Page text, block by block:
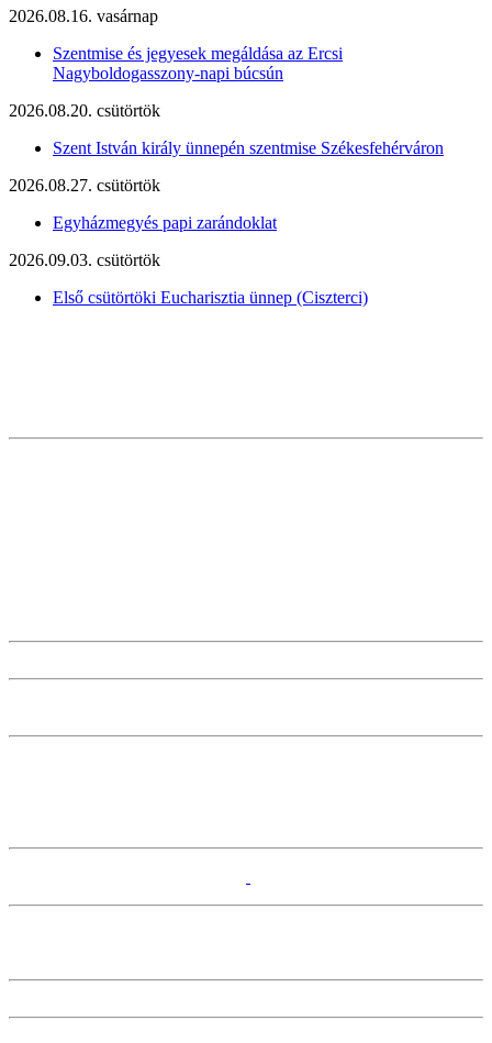
2026.08.16. vasárnap
Szentmise és jegyesek megáldása az Ercsi
Nagyboldogasszony-napi búcsún
2026.08.20. csütörtök
Szent István király ünnepén szentmise Székesfehérváron
2026.08.27. csütörtök
Egyházmegyés papi zarándoklat
2026.09.03. csütörtök
Első csütörtöki Eucharisztia ünnep (Ciszterci)